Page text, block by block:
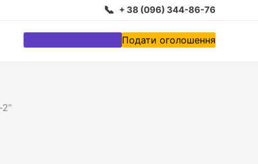
📞 + 38 (096) 344-86-76
Подати оголошення